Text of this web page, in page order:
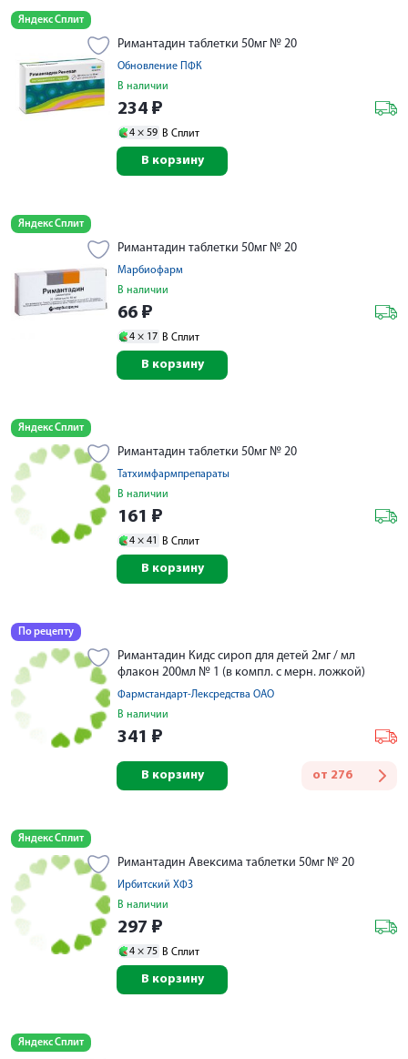
Яндекс Сплит
Римантадин таблетки 50мг № 20
Обновление ПФК
В наличии
234 ₽
4 × 59 В Сплит
В корзину
Яндекс Сплит
Римантадин таблетки 50мг № 20
Марбиофарм
В наличии
66 ₽
4 × 17 В Сплит
В корзину
Яндекс Сплит
Римантадин таблетки 50мг № 20
Татхимфармпрепараты
В наличии
161 ₽
4 × 41 В Сплит
В корзину
По рецепту
Римантадин Кидс сироп для детей 2мг / мл
флакон 200мл № 1 (в компл. с мерн. ложкой)
Фармстандарт-Лексредства ОАО
В наличии
341 ₽
от 276
В корзину
Яндекс Сплит
Римантадин Авексима таблетки 50мг № 20
Ирбитский ХФЗ
В наличии
297 ₽
4 × 75 В Сплит
В корзину
Яндекс Сплит